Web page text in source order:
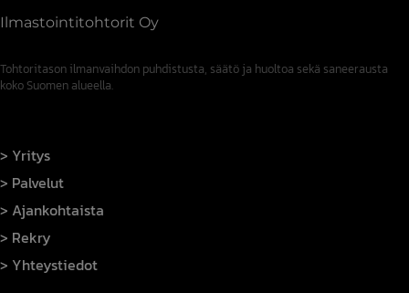
Ilmastointitohtorit Oy
Tohtoritason ilmanvaihdon puhdistusta, säätö ja huoltoa sekä saneerausta
koko Suomen alueella.
Yritys
Palvelut
Ajankohtaista
Rekry
Yhteystiedot